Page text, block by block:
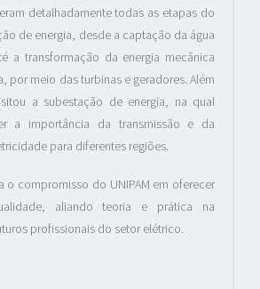
detalhadamente todas as etapas do
de energia, desde a captação da água
a transformação da energia mecânica
por meio das turbinas e geradores. Além
a subestação de energia, na qual
a importância da transmissão e da
para diferentes regiões.
o compromisso do UNIPAM em oferecer
aliando teoria e prática na
profissionais do setor elétrico.